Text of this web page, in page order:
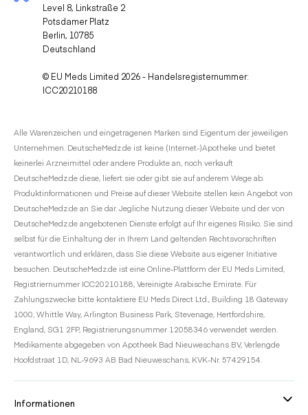
Level 8, Linkstraße 2
Potsdamer Platz
Berlin, 10785
Deutschland
© EU Meds Limited 2026 - Handelsregisternummer:
ICC20210188
Alle Warenzeichen und eingetragenen Marken sind Eigentum der jeweiligen
Unternehmen. DeutscheMedz.de ist keine (Internet-)Apotheke und bietet
keinerlei Arzneimittel oder andere Produkte an, noch verkauft
DeutscheMedz.de diese, liefert sie oder gibt sie auf anderem Wege ab.
Produktinformationen und Preise auf dieser Website stellen kein Angebot von
DeutscheMedz.de an Sie dar. Jegliche Nutzung dieser Website und der von
DeutscheMedz.de angebotenen Dienste erfolgt auf Ihr eigenes Risiko. Sie sind
selbst für die Einhaltung der in Ihrem Land geltenden Rechtsvorschriften
verantwortlich und erklären, dass Sie diese Website aus eigener Initiative
besuchen. DeutscheMedz.de ist eine Online-Plattform der EU Meds Limited,
Registriernummer ICC20210188, Vereinigte Arabische Emirate. Für
Zahlungszwecke bitte kontaktiere EU Meds Direct Ltd., Building 18 Gateway
1000, Whittle Way, Arlington Business Park, Stevenage, Hertfordshire,
England, SG1 2FP, Registrierungsnummer 12058346 verwendet werden.
Medikamente abgegeben von Apotheek Bad Nieuweschans BV, Verlengde
Hoofdstraat 1D, NL-9693 AB Bad Nieuweschans, KVK-Nr. 57429154.
Informationen